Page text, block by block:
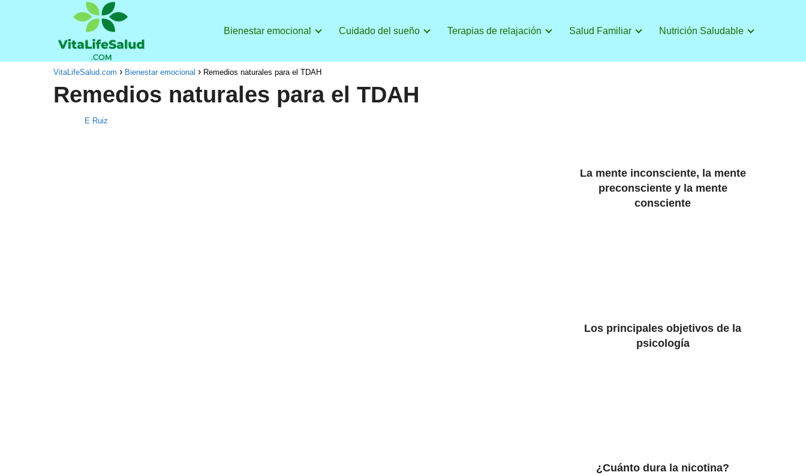
Bienestar emocional Cuidado del sueño Terapias de relajación Salud Familiar Nutrición Saludable
VitaLifeSalud.com Bienestar emocional Remedios naturales para el TDAH
Remedios naturales para el TDAH
E Ruiz
La mente inconsciente, la mente
preconsciente y la mente
consciente
Los principales objetivos de la
psicología
¿Cuánto dura la nicotina?